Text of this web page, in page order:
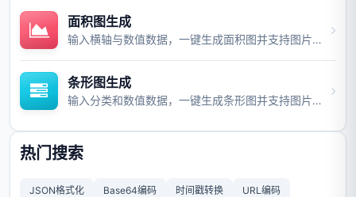
面积图生成
输入横轴与数值数据，一键生成面积图并支持图片与视频导出。
条形图生成
输入分类和数值数据，一键生成条形图并支持图片与视频导出。
热门搜索
JSON格式化 Base64编码 时间戳转换 URL编码